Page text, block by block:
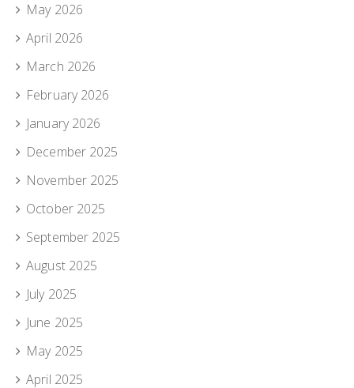
May 2026
April 2026
March 2026
February 2026
January 2026
December 2025
November 2025
October 2025
September 2025
August 2025
July 2025
June 2025
May 2025
April 2025